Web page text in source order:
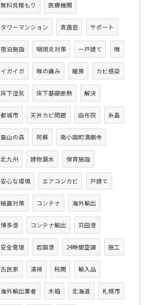
無料見積もり 医療機関
タワーマンション 真菌症 サポート
宿泊施設 咽頭炎対策 一戸建て 喉
イガイガ 喉の痛み 暖房 カビ感染
床下湿気 床下基礎断熱 解決
都城市 天井カビ問題 由布院 糸島
雷山の森 阿蘇 南小国町満願寺
北九州 建物漏水 保育施設
安心な環境 エアコンカビ 戸建て
結露対策 コンテナ 海外輸出
博多港 コンテナ輸出 苅田港
安全管理 岩国港 24時間空調 施工
古民家 清掃 税関 輸入品
海外輸出業者 木箱 北海道 札幌市